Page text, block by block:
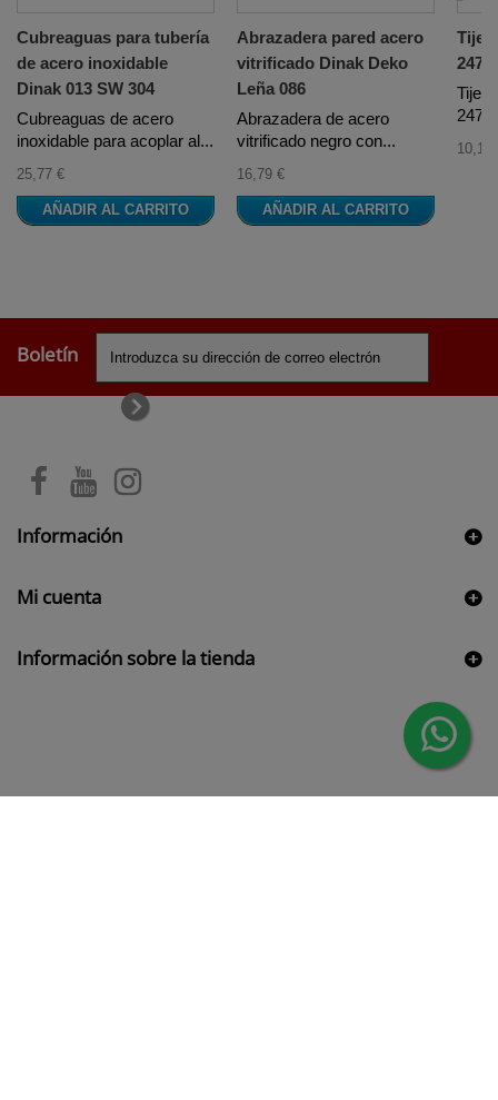
Cubreaguas para tubería
de acero inoxidable
Dinak 013 SW 304
Cubreaguas de acero
inoxidable para acoplar al...
25,77 €
AÑADIR AL CARRITO
Abrazadera pared acero
vitrificado Dinak Deko
Leña 086
Abrazadera de acero
vitrificado negro con...
16,79 €
AÑADIR AL CARRITO
10,10
Boletín
Información
Mi cuenta
Información sobre la tienda